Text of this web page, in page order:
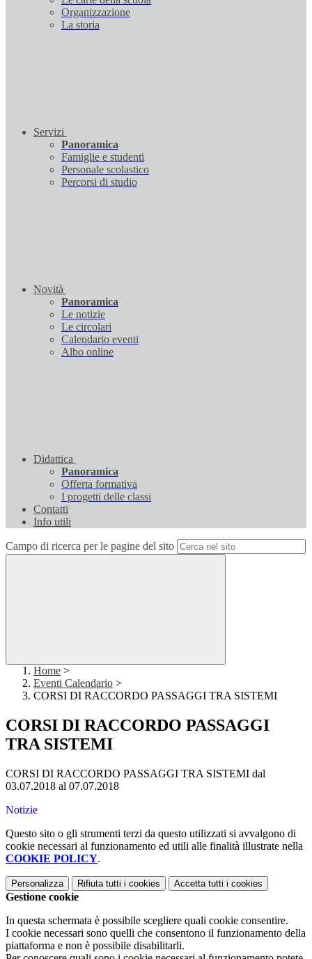
Organizzazione
La storia
Servizi
Panoramica
Famiglie e studenti
Personale scolastico
Percorsi di studio
Novità
Panoramica
Le notizie
Le circolari
Calendario eventi
Albo online
Didattica
Panoramica
Offerta formativa
I progetti delle classi
Contatti
Info utili
Campo di ricerca per le pagine del sito
Home >
Eventi Calendario >
CORSI DI RACCORDO PASSAGGI TRA SISTEMI
CORSI DI RACCORDO PASSAGGI
TRA SISTEMI
CORSI DI RACCORDO PASSAGGI TRA SISTEMI dal
03.07.2018 al 07.07.2018
Notizie
Questo sito o gli strumenti terzi da questo utilizzati si avvalgono di
cookie necessari al funzionamento ed utili alle finalità illustrate nella
COOKIE POLICY.
Personalizza Rifiuta tutti i cookies Accetta tutti i cookies
Gestione cookie
In questa schermata è possibile scegliere quali cookie consentire.
I cookie necessari sono quelli che consentono il funzionamento della
piattaforma e non è possibile disabilitarli.